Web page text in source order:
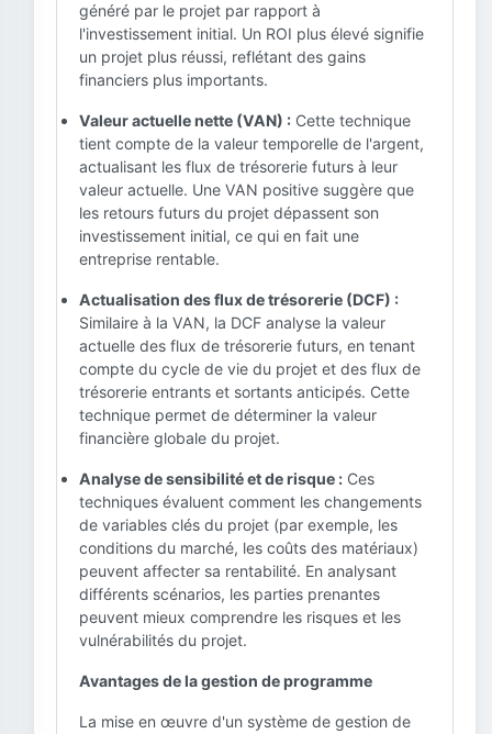
généré par le projet par rapport à
l'investissement initial. Un ROI plus élevé signifie
un projet plus réussi, reflétant des gains
financiers plus importants.
Valeur actuelle nette (VAN) : Cette technique
tient compte de la valeur temporelle de l'argent,
actualisant les flux de trésorerie futurs à leur
valeur actuelle. Une VAN positive suggère que
les retours futurs du projet dépassent son
investissement initial, ce qui en fait une
entreprise rentable.
Actualisation des flux de trésorerie (DCF) :
Similaire à la VAN, la DCF analyse la valeur
actuelle des flux de trésorerie futurs, en tenant
compte du cycle de vie du projet et des flux de
trésorerie entrants et sortants anticipés. Cette
technique permet de déterminer la valeur
financière globale du projet.
Analyse de sensibilité et de risque : Ces
techniques évaluent comment les changements
de variables clés du projet (par exemple, les
conditions du marché, les coûts des matériaux)
peuvent affecter sa rentabilité. En analysant
différents scénarios, les parties prenantes
peuvent mieux comprendre les risques et les
vulnérabilités du projet.
Avantages de la gestion de programme
La mise en œuvre d'un système de gestion de